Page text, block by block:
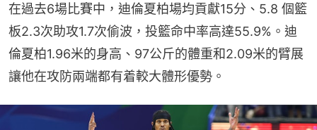
在過去6場比賽中，迪倫夏柏場均貢獻15分、5.8 個籃
板2.3次助攻1.7次偷波，投籃命中率高達55.9%。迪
倫夏柏1.96米的身高、97公斤的體重和2.09米的臂展
讓他在攻防兩端都有着較大體形優勢。